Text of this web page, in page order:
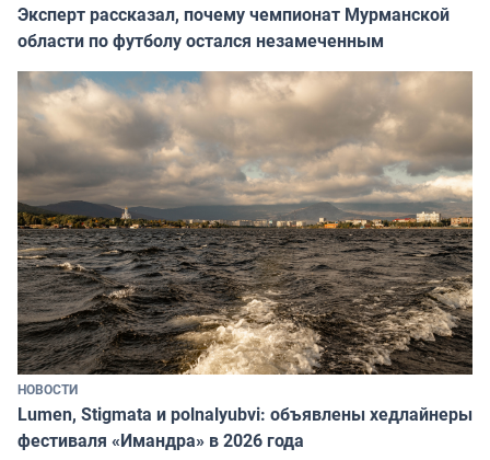
Эксперт рассказал, почему чемпионат Мурманской
области по футболу остался незамеченным
НОВОСТИ
Lumen, Stigmata и polnalyubvi: объявлены хедлайнеры
фестиваля «Имандра» в 2026 года